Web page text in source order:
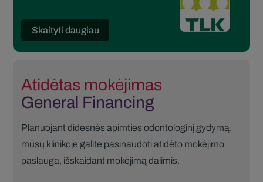
Skaityti daugiau
Atidėtas mokėjimas
General Financing
Planuojant didesnės apimties odontologinį gydymą,
mūsų klinikoje galite pasinaudoti atidėto mokėjimo
paslauga, išskaidant mokėjimą dalimis.